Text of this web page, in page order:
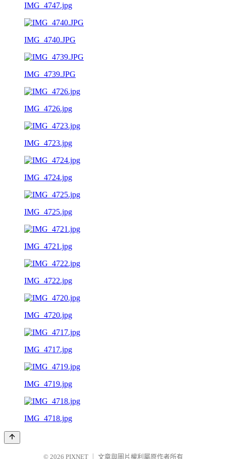
IMG_4747.jpg
IMG_4740.JPG
IMG_4739.JPG
IMG_4726.jpg
IMG_4723.jpg
IMG_4724.jpg
IMG_4725.jpg
IMG_4721.jpg
IMG_4722.jpg
IMG_4720.jpg
IMG_4717.jpg
IMG_4719.jpg
IMG_4718.jpg
© 2026 PIXNET 文章與圖片權利屬原作者所有